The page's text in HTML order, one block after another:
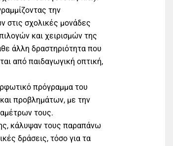
την
στις σχολικές μονάδες
και χειρισμών της
άλλη δραστηριότητα που
από παιδαγωγική οπτική,
πρόγραμμα του
προβλημάτων, με την
τους.
κάλυψαν τους παραπάνω
δράσεις, τόσο για τα